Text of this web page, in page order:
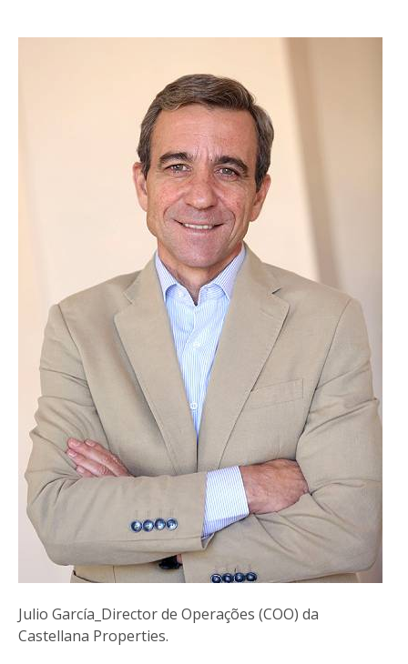
Julio García_Director de Operações (COO) da
Castellana Properties.